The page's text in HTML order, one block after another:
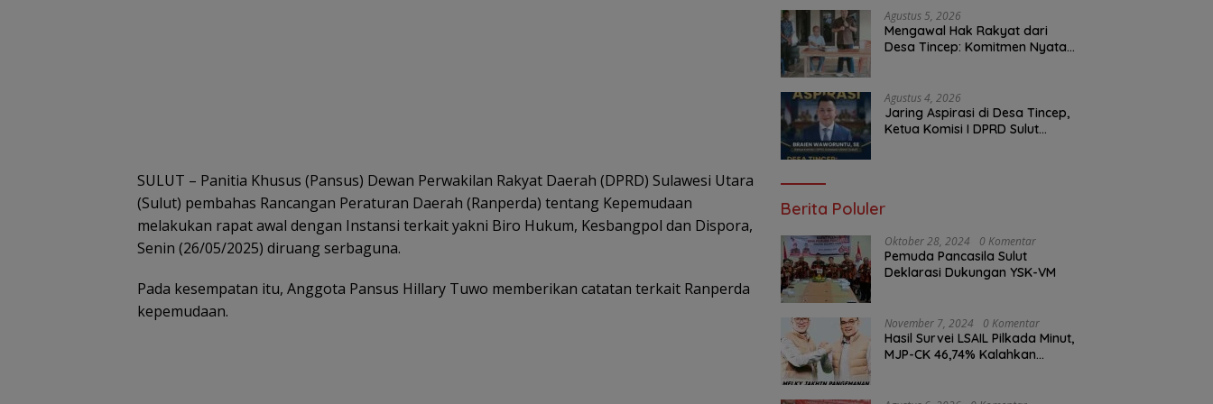
SULUT – Panitia Khusus (Pansus) Dewan Perwakilan Rakyat Daerah (DPRD) Sulawesi Utara
(Sulut) pembahas Rancangan Peraturan Daerah (Ranperda) tentang Kepemudaan
melakukan rapat awal dengan Instansi terkait yakni Biro Hukum, Kesbangpol dan Dispora,
Senin (26/05/2025) diruang serbaguna.
Pada kesempatan itu, Anggota Pansus Hillary Tuwo memberikan catatan terkait Ranperda
kepemudaan.
Malam Ini
Agustus 5, 2026
Mengawal Hak Rakyat dari
Desa Tincep: Komitmen Nyata
Depan Aspirasi Warga
Agustus 4, 2026
Jaring Aspirasi di Desa Tincep,
Ketua Komisi I DPRD Sulut
Berita Poluler
Oktober 28, 2024 0 Komentar
Pemuda Pancasila Sulut
Deklarasi Dukungan YSK-VM
November 7, 2024 0 Komentar
Hasil Survei LSAIL Pilkada Minut,
MJP-CK 46,74% Kalahkan